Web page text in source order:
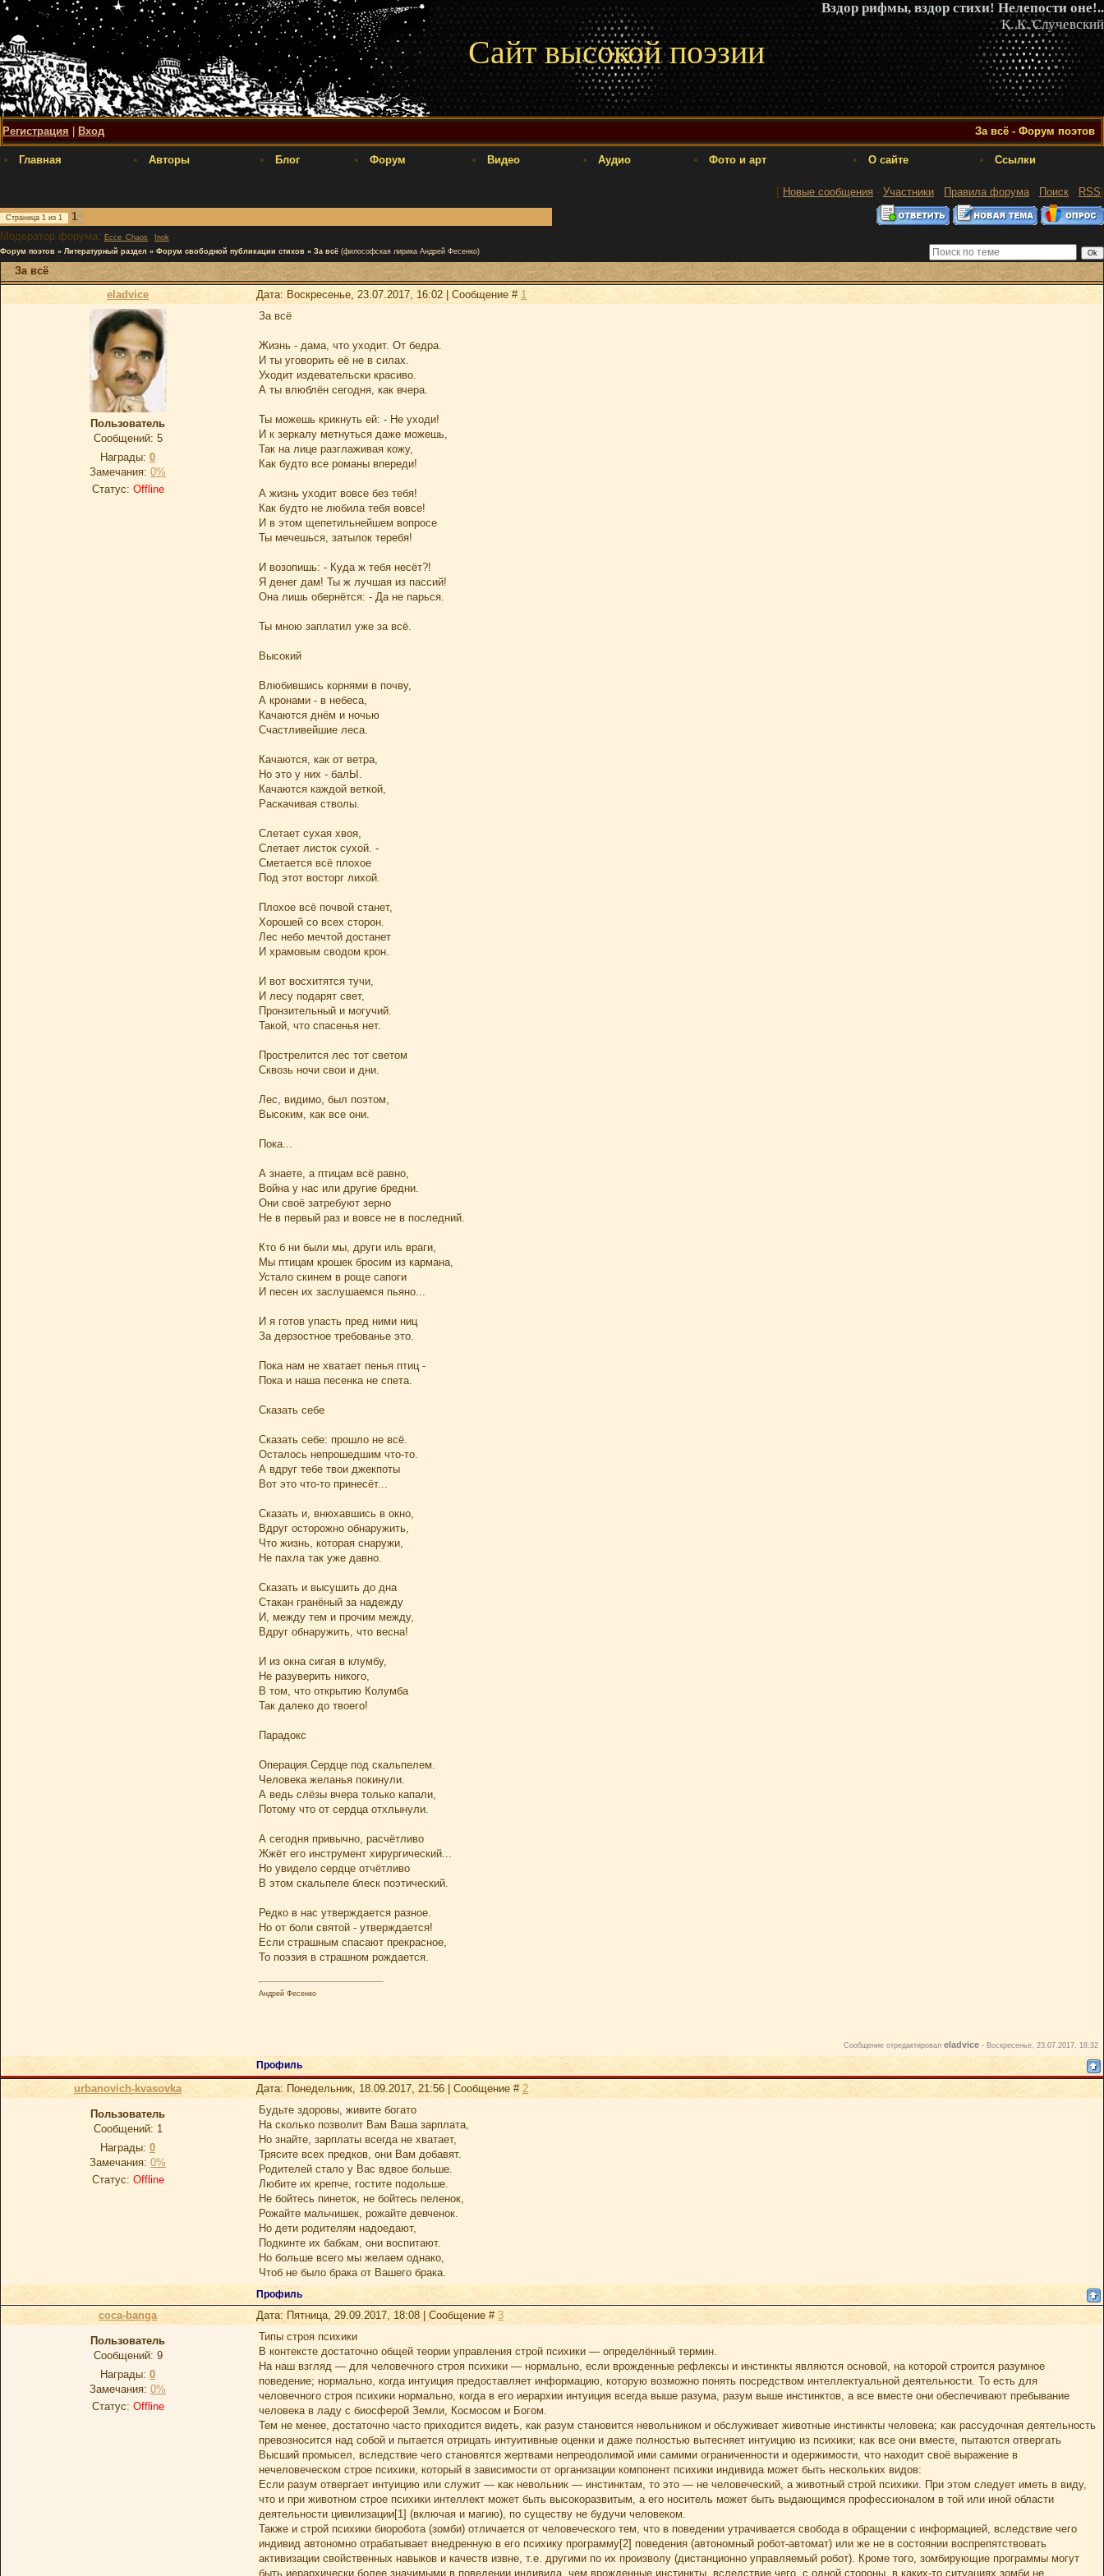
Вздор рифмы, вздор стихи! Нелепости оне!..
К. К. Случевский
Сайт высокой поэзии
Регистрация Вход За всё - Форум поэтов
Главная Авторы Блог Форум Видео Аудио Фото и арт О сайте Ссылки
[ Новые сообщения · Участники · Правила форума· Поиск · RSS]
Страница 1 из 1
1
Модератор форума: Ecce_Chaos ,
Inok
Форум поэтов » Литературный раздел » Форум свободной публикации стихов » За всё (философская лирика Андрей Фесенко)
За всё
eladvice
Дата: Воскресенье, 23.07.2017, 16:02 | Сообщение # 1
Пользователь
Сообщений: 5
Награды: 0
Замечания: 0%
Статус: Offline
За всё
Жизнь - дама, что уходит. От бедра.
И ты уговорить её не в силах.
Уходит издевательски красиво.
А ты влюблён сегодня, как вчера.
Ты можешь крикнуть ей: - Не уходи!
И к зеркалу метнуться даже можешь,
Так на лице разглаживая кожу,
Как будто все романы впереди!
А жизнь уходит вовсе без тебя!
Как будто не любила тебя вовсе!
И в этом щепетильнейшем вопросе
Ты мечешься, затылок теребя!
И возопишь: - Куда ж тебя несёт?!
Я денег дам! Ты ж лучшая из пассий!
Она лишь обернётся: - Да не парься.
Ты мною заплатил уже за всё.
Высокий
Влюбившись корнями в почву,
А кронами - в небеса,
Качаются днём и ночью
Счастливейшие леса.
Качаются, как от ветра,
Но это у них - балЫ.
Качаются каждой веткой,
Раскачивая стволы.
Слетает сухая хвоя,
Слетает листок сухой. -
Сметается всё плохое
Под этот восторг лихой.
Плохое всё почвой станет,
Хорошей со всех сторон.
Лес небо мечтой достанет
И храмовым сводом крон.
И вот восхитятся тучи,
И лесу подарят свет,
Пронзительный и могучий.
Такой, что спасенья нет.
Прострелится лес тот светом
Сквозь ночи свои и дни.
Лес, видимо, был поэтом,
Высоким, как все они.
Пока...
А знаете, а птицам всё равно,
Война у нас или другие бредни.
Они своё затребуют зерно
Не в первый раз и вовсе не в последний.
Кто б ни были мы, други иль враги,
Мы птицам крошек бросим из кармана,
Устало скинем в роще сапоги
И песен их заслушаемся пьяно...
И я готов упасть пред ними ниц
За дерзостное требованье это.
Пока нам не хватает пенья птиц -
Пока и наша песенка не спета.
Сказать себе
Сказать себе: прошло не всё.
Осталось непрошедшим что-то.
А вдруг тебе твои джекпоты
Вот это что-то принесёт...
Сказать и, внюхавшись в окно,
Вдруг осторожно обнаружить,
Что жизнь, которая снаружи,
Не пахла так уже давно.
Сказать и высушить до дна
Стакан гранёный за надежду
И, между тем и прочим между,
Вдруг обнаружить, что весна!
И из окна сигая в клумбу,
Не разуверить никого,
В том, что открытию Колумба
Так далеко до твоего!
Парадокс
Операция.Сердце под скальпелем.
Человека желанья покинули.
А ведь слёзы вчера только капали,
Потому что от сердца отхлынули.
А сегодня привычно, расчётливо
Жжёт его инструмент хирургический...
Но увидело сердце отчётливо
В этом скальпеле блеск поэтический.
Редко в нас утверждается разное.
Но от боли святой - утверждается!
Если страшным спасают прекрасное,
То поэзия в страшном рождается.
Андрей Фесенко
Сообщение отредактировал eladvice - Воскресенье, 23.07.2017, 18:32
Профиль
urbanovich-kvasovka Дата: Понедельник, 18.09.2017, 21:56 | Сообщение # 2
Пользователь
Сообщений: 1
Награды: 0
Замечания: 0%
Статус: Offline
Будьте здоровы, живите богато
На сколько позволит Вам Ваша зарплата,
Но знайте, зарплаты всегда не хватает,
Трясите всех предков, они Вам добавят.
Родителей стало у Вас вдвое больше.
Любите их крепче, гостите подольше.
Не бойтесь пинеток, не бойтесь пеленок,
Рожайте мальчишек, рожайте девченок.
Но дети родителям надоедают,
Подкинте их бабкам, они воспитают.
Но больше всего мы желаем однако,
Чтоб не было брака от Вашего брака.
Профиль
coca-banga Дата: Пятница, 29.09.2017, 18:08 | Сообщение # 3
Пользователь
Сообщений: 9
Награды: 0
Замечания: 0%
Статус: Offline
Типы строя психики
В контексте достаточно общей теории управления строй психики — определённый термин.
На наш взгляд — для человечного строя психики — нормально, если врожденные рефлексы и инстинкты являются основой, на которой строится разумное
поведение; нормально, когда интуиция предоставляет информацию, которую возможно понять посредством интеллектуальной деятельности. То есть для
человечного строя психики нормально, когда в его иерархии интуиция всегда выше разума, разум выше инстинктов, а все вместе они обеспечивают пребывание
человека в ладу с биосферой Земли, Космосом и Богом.
Тем не менее, достаточно часто приходится видеть, как разум становится невольником и обслуживает животные инстинкты человека; как рассудочная деятельность
превозносится над собой и пытается отрицать интуитивные оценки и даже полностью вытесняет интуицию из психики; как все они вместе, пытаются отвергать
Высший промысел, вследствие чего становятся жертвами непреодолимой ими самими ограниченности и одержимости, что находит своё выражение в
нечеловеческом строе психики, который в зависимости от организации компонент психики индивида может быть нескольких видов:
Если разум отвергает интуицию или служит — как невольник — инстинктам, то это — не человеческий, а животный строй психики. При этом следует иметь в виду,
что и при животном строе психики интеллект может быть высокоразвитым, а его носитель может быть выдающимся профессионалом в той или иной области
деятельности цивилизации[1] (включая и магию), по существу не будучи человеком.
Также и строй психики биоробота (зомби) отличается от человеческого тем, что в поведении утрачивается свобода в обращении с информацией, вследствие чего
индивид автономно отрабатывает внедренную в его психику программу[2] поведения (автономный робот-автомат) или же не в состоянии воспрепятствовать
активизации свойственных навыков и качеств извне, т.е. другими по их произволу (дистанционно управляемый робот). Кроме того, зомбирующие программы могут
быть иерархически более значимыми в поведении индивида, чем врожденные инстинкты, вследствие чего, с одной стороны, в каких-то ситуациях зомби не